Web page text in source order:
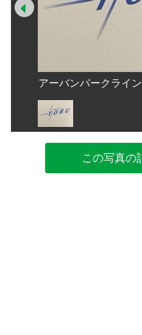
アーバンパークライ
Prev
この写真の